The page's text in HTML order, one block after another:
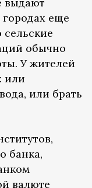
выдают
еще
обычно
У жителей
или
или брать
банка,
валюте